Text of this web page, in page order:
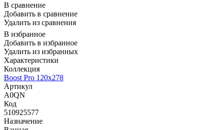
В сравнение
Добавить в сравнение
Удалить из сравнения
В избранное
Добавить в избранное
Удалить из избранных
Характеристики
Коллекция
Boost Pro 120x278
Артикул
A0QN
Код
510925577
Назначение